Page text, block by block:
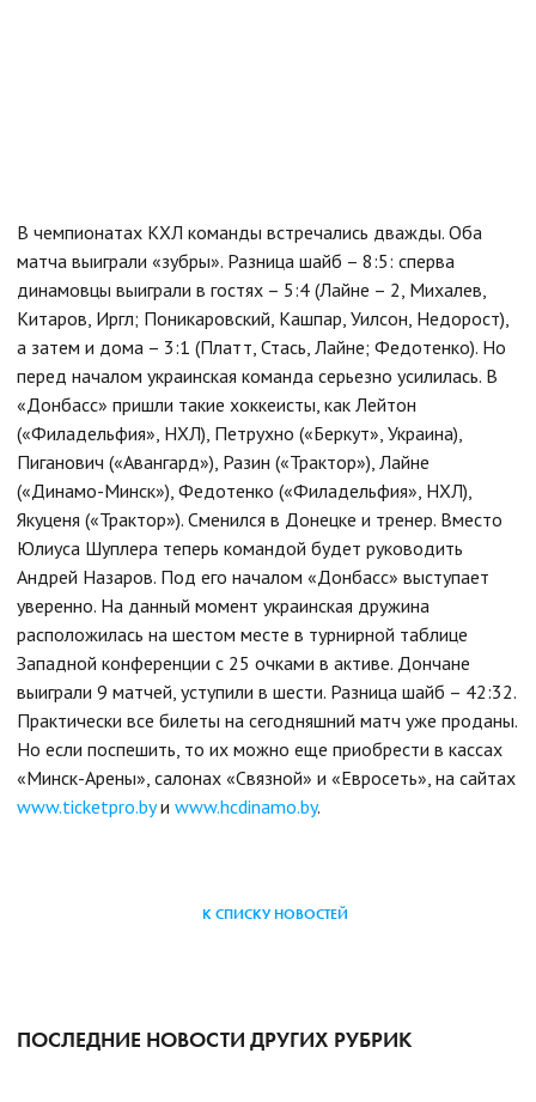
В чемпионатах КХЛ команды встречались дважды. Оба
матча выиграли «зубры». Разница шайб – 8:5: сперва
динамовцы выиграли в гостях – 5:4 (Лайне – 2, Михалев,
Китаров, Иргл; Поникаровский, Кашпар, Уилсон, Недорост),
а затем и дома – 3:1 (Платт, Стась, Лайне; Федотенко). Но
перед началом украинская команда серьезно усилилась. В
«Донбасс» пришли такие хоккеисты, как Лейтон
(«Филадельфия», НХЛ), Петрухно («Беркут», Украина),
Пиганович («Авангард»), Разин («Трактор»), Лайне
(«Динамо-Минск»), Федотенко («Филадельфия», НХЛ),
Якуценя («Трактор»). Сменился в Донецке и тренер. Вместо
Юлиуса Шуплера теперь командой будет руководить
Андрей Назаров. Под его началом «Донбасс» выступает
уверенно. На данный момент украинская дружина
расположилась на шестом месте в турнирной таблице
Западной конференции с 25 очками в активе. Дончане
выиграли 9 матчей, уступили в шести. Разница шайб – 42:32.
Практически все билеты на сегодняшний матч уже проданы.
Но если поспешить, то их можно еще приобрести в кассах
«Минск-Арены», салонах «Связной» и «Евросеть», на сайтах
www.ticketpro.byи www.hcdinamo.by.
К СПИСКУ НОВОСТЕЙ
ПОСЛЕДНИЕ НОВОСТИ ДРУГИХ РУБРИК